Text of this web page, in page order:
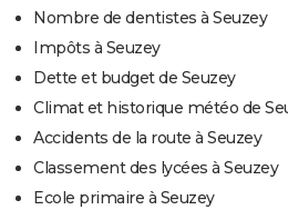
Nombre de dentistes à Seuzey
Impôts à Seuzey
Dette et budget de Seuzey
Climat et historique météo de
Accidents de la route à Seuzey
Classement des lycées à Seuzey
Ecole primaire à Seuzey